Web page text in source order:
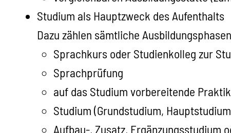
Studium als Hauptzweck des Aufenthalts
Dazu zählen sämtliche
Sprachkurs oder Studienkolleg zur
Sprachprüfung
auf das Studium vorbereitende
Studium (Grundstudium,
Aufbau-, Zusatz, Ergänzungsstudium